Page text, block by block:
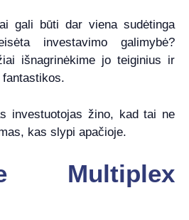
gali būti dar viena sudėtinga
investavimo galimybė?
išnagrinėkime jo teiginius ir
investuotojas žino, kad tai ne
kas slypi apačioje.
Multiplex